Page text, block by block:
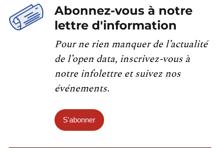
Abonnez-vous à notre
lettre d'information
Pour ne rien manquer de l’actualité
de l’open data, inscrivez-vous à
notre infolettre et suivez nos
événements.
S'abonner